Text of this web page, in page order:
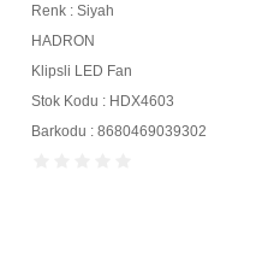
Renk : Siyah
HADRON
Klipsli LED Fan
Stok Kodu : HDX4603
Barkodu : 8680469039302